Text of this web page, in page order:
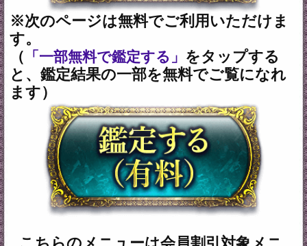
新着リリースコンテンツ
最新
インスピレーション｜運命好転/悲
願叶/瞬間霊察で全看破◆嬉野つば
さ
チャクラ占い｜人体覚醒＆強制成
就【運命正し現実変える神霊力】
月香
2026年8月3月追加
1万人絶賛【本音/現実/日付】48星
秘術で具体的中◆細密星読師 ミエ